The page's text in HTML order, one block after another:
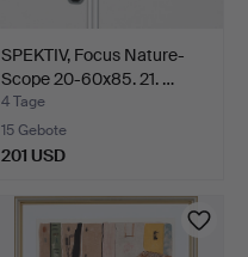
SPEKTIV, Focus Nature-
Scope 20-60x85. 21. …
4 Tage
15 Gebote
201 USD